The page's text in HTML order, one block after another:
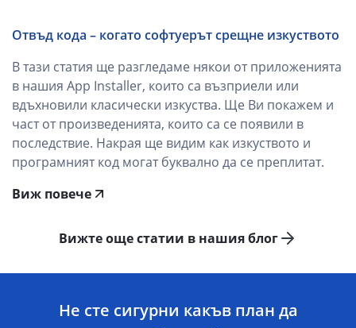
Отвъд кода – когато софтуерът срещне изкуството
В тази статия ще разгледаме някои от приложенията
в нашия App Installer, които са възприели или
вдъхновили класически изкуства. Ще Ви покажем и
част от произведенията, които са се появили в
последствие. Накрая ще видим как изкуството и
програмният код могат буквално да се преплитат.
Виж повече
Вижте още статии в нашия блог
Не сте сигурни какъв план да